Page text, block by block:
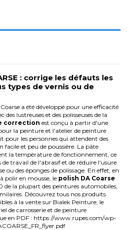
: corrige les défauts les
types de vernis ou de
a été développé pour une efficacité
lustreuses et des polisseuses de la
correction est conçu à partir d'une
la peinture et l'atelier de peinture
pour les personnes qui attendent des
facile et peu de poussière. La pâte
la température de fonctionnement, ce
travail de l'abrasif et de réduire l'usure
ou des éponges de polissage. En effet, en
polir en mousse, le polish DA Coarse
de la plupart des peintures automobiles,
Découvrez tous nos produits
à la vente sur Bialek Peinture, le
de carrosserie et de peinture
en PDF : https://www.rupes.com/wp-